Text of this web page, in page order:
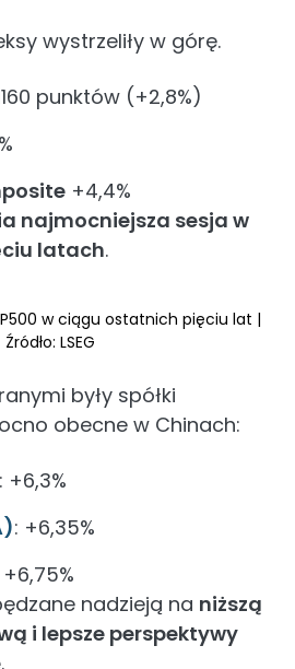
wystrzeliły w górę.
punktów (+2,8%)
+4,4%
najmocniejsza sesja w
latach.
w ciągu ostatnich pięciu lat |
Źródło: LSEG
były spółki
obecne w Chinach:
: +6,3%
: +6,35%
+6,75%
nadzieją na niższą
i lepsze perspektywy
.